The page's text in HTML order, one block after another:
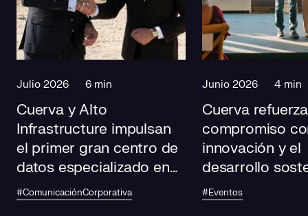
Julio 2026 6 min
Cuerva y Alto
Infrastructure impulsan
el primer gran centro de
datos especializado en
IA de Andalucía
#ComunicaciónCorporativa
Junio 2026 4 min
Cuerva
compromiso
innovación y el
desarrollo
los II Premios
Sostenible de
#Eventos